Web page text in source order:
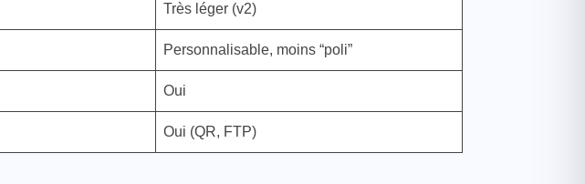
Très léger (v2)
Personnalisable, moins “poli”
Oui
Oui (QR, FTP)